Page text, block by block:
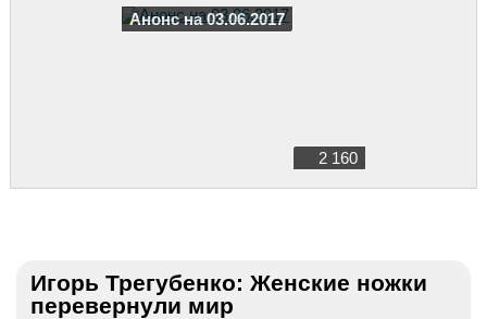
Анонс на 03.06.2017
2 160
Игорь Трегубенко: Женские ножки
перевернули мир